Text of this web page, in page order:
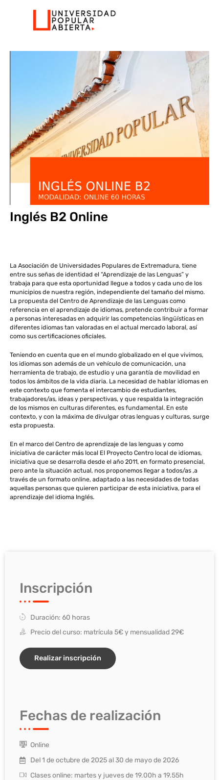
Inglés B2 Online
La Asociación de Universidades Populares de Extremadura, tiene
entre sus señas de identidad el “Aprendizaje de las Lenguas” y
trabaja para que esta oportunidad llegue a todos y cada uno de los
municipios de nuestra región, independiente del tamaño del mismo.
La propuesta del Centro de Aprendizaje de las Lenguas como
referencia en el aprendizaje de idiomas, pretende contribuir a formar
a personas interesadas en adquirir las competencias lingüísticas en
diferentes idiomas tan valoradas en el actual mercado laboral, así
como sus certificaciones oficiales.
Teniendo en cuenta que en el mundo globalizado en el que vivimos,
los idiomas son además de un vehículo de comunicación, una
herramienta de trabajo, de estudio y una garantía de movilidad en
todos los ámbitos de la vida diaria. La necesidad de hablar idiomas en
este contexto que fomenta el intercambio de estudiantes,
trabajadores/as, ideas y perspectivas, y que respalda la integración
de los mismos en culturas diferentes, es fundamental. En este
contexto, y con la máxima de divulgar otras lenguas y culturas, surge
esta propuesta.
En el marco del Centro de aprendizaje de las lenguas y como
iniciativa de carácter más local El Proyecto Centro local de idiomas,
iniciativa que se desarrolla desde el año 2011, en formato presencial,
pero ante la situación actual, nos proponemos llegar a todos/as ,a
través de un formato online, adaptado a las necesidades de todas
aquellas personas que quieren participar de esta iniciativa, para el
aprendizaje del idioma Inglés.
Inscripción
Duración: 60 horas
Precio del curso: matrícula 5€ y mensualidad 29€
Realizar inscripción
Fechas de realización
Online
Del 1 de octubre de 2025 al 30 de mayo de 2026
Clases online: martes y jueves de 19.00h a 19.55h